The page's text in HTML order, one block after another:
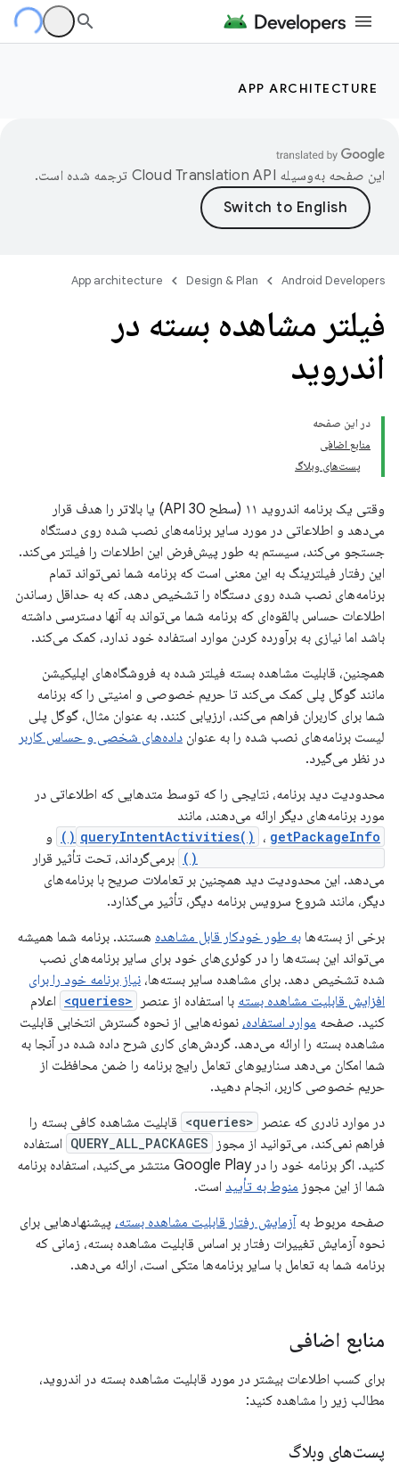
APP ARCHITECTURE
این صفحه به‌وسیله ترجمه شده است.
Android Developers
Design & Plan
App architecture
فیلتر مشاهده بسته در
اندروید
در این صفحه
منابع اضافی
پست‌های وبلاگ
وقتی یک برنامه اندروید ۱۱ (سطح API 30) یا بالاتر را هدف قرار
می‌دهد و اطلاعاتی در مورد سایر برنامه‌های نصب شده روی دستگاه
جستجو می‌کند، سیستم به طور پیش‌فرض این اطلاعات را فیلتر می‌کند.
این رفتار فیلترینگ به این معنی است که برنامه شما نمی‌تواند تمام
برنامه‌های نصب شده روی دستگاه را تشخیص دهد، که به حداقل رساندن
اطلاعات حساس بالقوه‌ای که برنامه شما می‌تواند به آنها دسترسی داشته
باشد اما نیازی به برآورده کردن موارد استفاده خود ندارد، کمک می‌کند.
همچنین، قابلیت مشاهده بسته فیلتر شده به فروشگاه‌های اپلیکیشن
مانند گوگل پلی کمک می‌کند تا حریم خصوصی و امنیتی را که برنامه
شما برای کاربران فراهم می‌کند، ارزیابی کنند. به عنوان مثال، گوگل پلی
لیست برنامه‌های نصب شده را به عنوان داده‌های شخصی و حساس کاربر
در نظر می‌گیرد.
محدودیت دید برنامه، نتایجی را که توسط متدهایی که اطلاعاتی در
مورد برنامه‌های دیگر ارائه می‌دهند، مانند
queryIntentActivities() ، getPackageInfo() و
برمی‌گرداند، تحت تأثیر قرار
می‌دهد. این محدودیت دید همچنین بر تعاملات صریح با برنامه‌های
دیگر، مانند شروع سرویس برنامه دیگر، تأثیر می‌گذارد.
برخی از بسته‌ها به طور خودکار قابل مشاهده هستند. برنامه شما همیشه
می‌تواند این بسته‌ها را در کوئری‌های خود برای سایر برنامه‌های نصب
شده تشخیص دهد. برای مشاهده سایر بسته‌ها، نیاز برنامه خود را برای
افزایش قابلیت مشاهده بسته با استفاده از عنصر <queries>
اعلام
کنید. صفحه موارد استفاده، نمونه‌هایی از نحوه گسترش انتخابی قابلیت
مشاهده بسته را ارائه می‌دهد. گردش‌های کاری شرح داده شده در آنجا به
شما امکان می‌دهد سناریوهای تعامل رایج برنامه را ضمن محافظت از
حریم خصوصی کاربر، انجام دهید.
در موارد نادری که عنصر
<queries>
قابلیت مشاهده کافی بسته را
فراهم نمی‌کند، می‌توانید از مجوز
QUERY_ALL_PACKAGES استفاده
کنید. اگر برنامه خود را در Google Play منتشر می‌کنید، استفاده برنامه
شما از این مجوز منوط به تأیید است.
صفحه مربوط به آزمایش رفتار قابلیت مشاهده بسته، پیشنهادهایی برای
نحوه آزمایش تغییرات رفتار بر اساس قابلیت مشاهده بسته، زمانی که
برنامه شما به تعامل با سایر برنامه‌ها متکی است، ارائه می‌دهد.
منابع اضافی
برای کسب اطلاعات بیشتر در مورد قابلیت مشاهده بسته در اندروید،
مطالب زیر را مشاهده کنید:
پست‌های وبلاگ